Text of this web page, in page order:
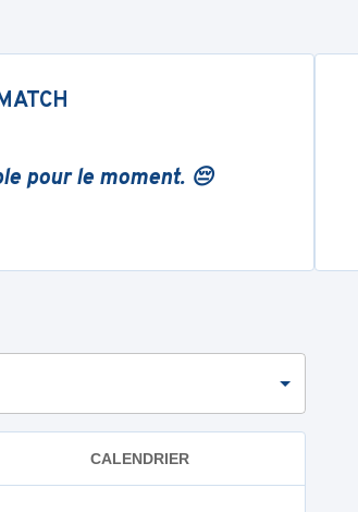
pour le moment. 😔
CALENDRIER